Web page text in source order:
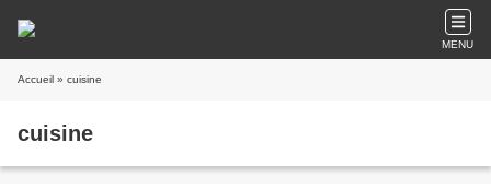
MENU
Accueil » cuisine
cuisine